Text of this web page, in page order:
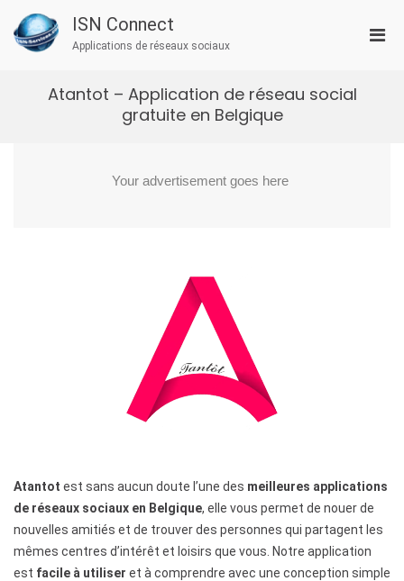
contenu
ISN Connect
Applications de réseaux sociaux
Atantot – Application de réseau social
gratuite en Belgique
Atantot est sans aucun doute l’une des meilleures applications
de réseaux sociaux en Belgique, elle vous permet de nouer de
nouvelles amitiés et de trouver des personnes qui partagent les
mêmes centres d’intérêt et loisirs que vous. Notre application
est facile à utiliser et à comprendre avec une conception simple